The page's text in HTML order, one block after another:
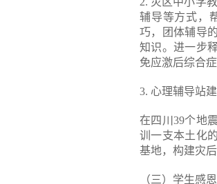
辅导等方式，
巧，团体辅导
知识。进一步
免应激后综合
3. 心理辅导站
在四川39个地
训一支本土化
基地，构建灾
（三）学生感